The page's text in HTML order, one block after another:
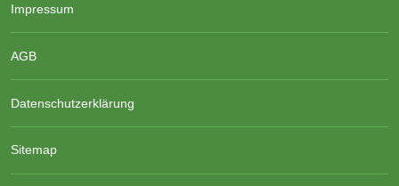
Impressum
AGB
Datenschutzerklärung
Sitemap